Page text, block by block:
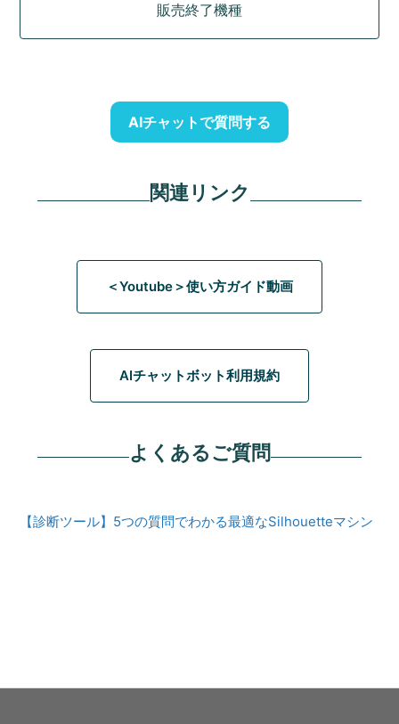
販売終了機種
AIチャットで質問する
関連リンク
＜Youtube＞使い方ガイド動画
AIチャットボット利用規約
よくあるご質問
【診断ツール】5つの質問でわかる最適なSilhouetteマシン